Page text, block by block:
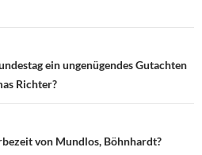
ein ungenügendes Gutachten
Richter?
von Mundlos, Böhnhardt?